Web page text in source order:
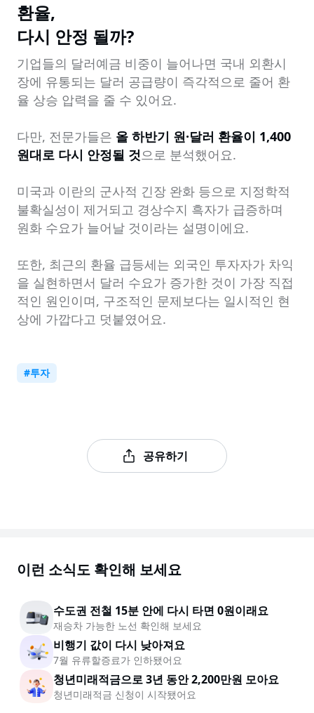
환율,
다시 안정 될까?
기업들의 달러예금 비중이 늘어나면 국내 외환시
장에 유통되는 달러 공급량이 즉각적으로 줄어 환
율 상승 압력을 줄 수 있어요.
다만, 전문가들은 올 하반기 원·달러 환율이 1,400
원대로 다시 안정될 것으로 분석했어요.
미국과 이란의 군사적 긴장 완화 등으로 지정학적
불확실성이 제거되고 경상수지 흑자가 급증하며
원화 수요가 늘어날 것이라는 설명이에요.
또한, 최근의 환율 급등세는 외국인 투자자가 차익
을 실현하면서 달러 수요가 증가한 것이 가장 직접
적인 원인이며, 구조적인 문제보다는 일시적인 현
상에 가깝다고 덧붙였어요.
#투자
공유하기
이런 소식도 확인해 보세요
수도권 전철 15분 안에 다시 타면 0원이래요
재승차 가능한 노선 확인해 보세요
비행기 값이 다시 낮아져요
7월 유류할증료가 인하됐어요
청년미래적금으로 3년 동안 2,200만원 모아요
청년미래적금 신청이 시작됐어요